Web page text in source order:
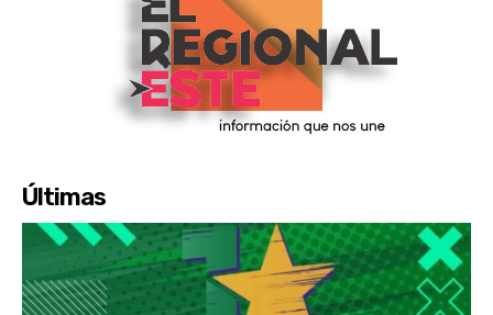
Últimas